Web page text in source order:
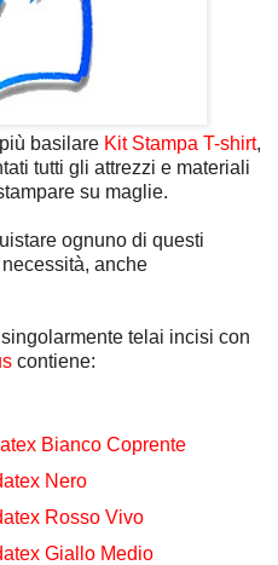
basilare Kit Stampa T-shirt,
tutti gli attrezzi e materiali
su maglie.
ognuno di questi
anche
telai incisi con
contiene:
Bianco Coprente
Nero
Rosso Vivo
Giallo Medio